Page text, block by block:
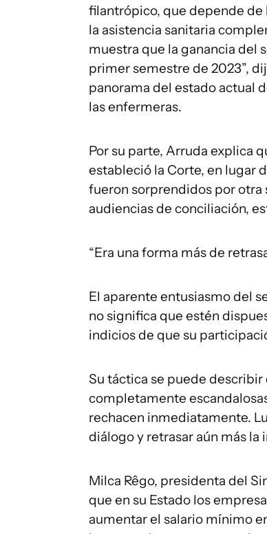
filantrópico, que depende de
la asistencia sanitaria
muestra que la ganancia del
primer semestre de 2023”,
panorama del estado actual
las enfermeras.
Por su parte, Arruda explica
estableció la Corte, en lugar
fueron sorprendidos por otra
audiencias de conciliación,
“Era una forma más de
El aparente entusiasmo del
no significa que estén
indicios de que su
Su táctica se puede
completamente
rechacen inmediatamente.
diálogo y retrasar aún más
Milca Rêgo, presidenta del
que en su Estado los
aumentar el salario mínimo